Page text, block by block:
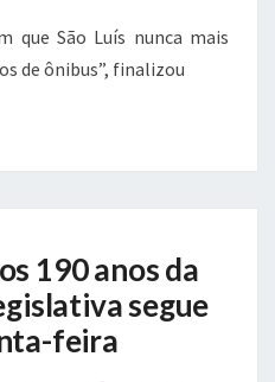
que São Luís nunca mais
de ônibus”, finalizou
aos
190
anos
da
190 anos da
segue
feira